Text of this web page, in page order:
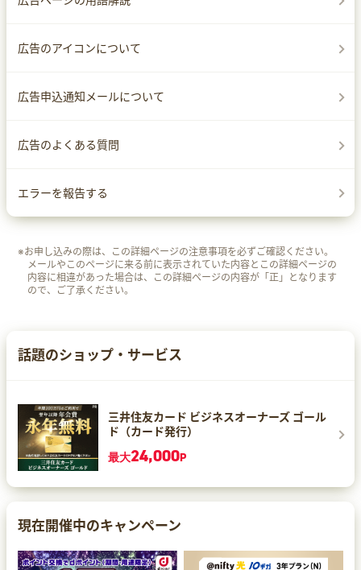
広告のアイコンについて
広告申込通知メールについて
広告のよくある質問
エラーを報告する
※お申し込みの際は、この詳細ページの注意事項を必ずご確認ください。
メールやこのページに来る前に表示されていた内容とこの詳細ページの
内容に相違があった場合は、この詳細ページの内容が「正」となります
ので、ご了承ください。
話題のショップ・サービス
三井住友カード ビジネスオーナーズ ゴール
ド（カード発行）
最大24,000P
現在開催中のキャンペーン